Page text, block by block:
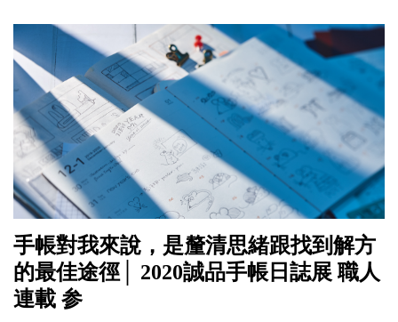
手帳對我來說，是釐清思緒跟找到解方
的最佳途徑│ 2020誠品手帳日誌展 職人
連載 参